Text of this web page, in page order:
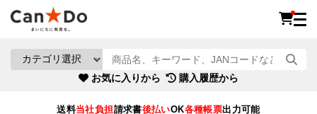
お気に入りから 購入履歴から
送料当社負担請求書後払いOK各種帳票出力可能